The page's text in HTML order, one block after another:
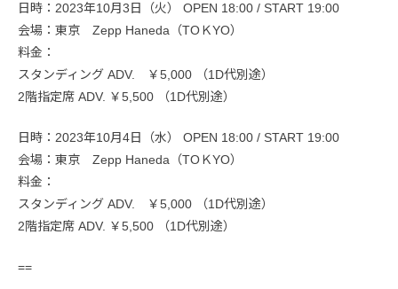
日時：2023年10月3日（火） OPEN 18:00 / START 19:00
会場：東京 Zepp Haneda（TOＫYO）
料金：
スタンディング ADV. ￥5,000 （1D代別途）
2階指定席 ADV. ￥5,500 （1D代別途）
日時：2023年10月4日（水） OPEN 18:00 / START 19:00
会場：東京 Zepp Haneda（TOＫYO）
料金：
スタンディング ADV. ￥5,000 （1D代別途）
2階指定席 ADV. ￥5,500 （1D代別途）
==